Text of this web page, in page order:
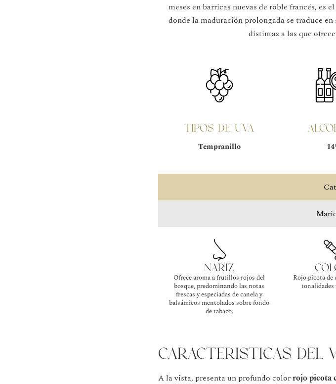
meses en barricas nuevas de roble francés,
donde la maduración prolongada se traduce
distintas a las que
TIPOS DE UVA
Tempranillo
nariz
Ofrece aroma a frutillos rojos del
bosque, predominando las notas
frescas y especiadas de canela y
balsámicos mentolados sobre fondo
de tabaco.
Rojo picota de
tonalidades
Características del
A la vista, presenta un profundo colorrojo picota